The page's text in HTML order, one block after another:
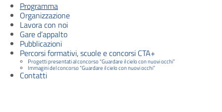
Programma
Organizzazione
Lavora con noi
Gare d’appalto
Pubblicazioni
Percorsi formativi, scuole e concorsi CTA+
Progetti presentati al concorso “Guardare il cielo con nuovi occhi”
Immagini del concorso “Guardare il cielo con nuovi occhi”
Contatti